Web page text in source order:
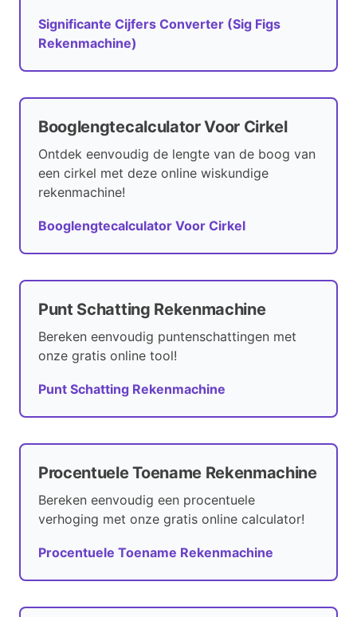
Significante Cijfers Converter (Sig Figs
Rekenmachine)
Booglengtecalculator Voor Cirkel
Ontdek eenvoudig de lengte van de boog van
een cirkel met deze online wiskundige
rekenmachine!
Booglengtecalculator Voor Cirkel
Punt Schatting Rekenmachine
Bereken eenvoudig puntenschattingen met
onze gratis online tool!
Punt Schatting Rekenmachine
Procentuele Toename Rekenmachine
Bereken eenvoudig een procentuele
verhoging met onze gratis online calculator!
Procentuele Toename Rekenmachine